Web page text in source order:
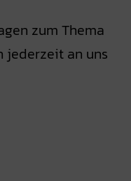
zum Thema
jederzeit an uns